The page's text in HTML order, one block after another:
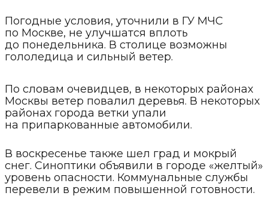
Погодные условия, уточнили в ГУ МЧС
по Москве, не улучшатся вплоть
до понедельника. В столице возможны
гололедица и сильный ветер.
По словам очевидцев, в некоторых районах
Москвы ветер повалил деревья. В некоторых
районах города ветки упали
на припаркованные автомобили.
В воскресенье также шел град и мокрый
снег. Синоптики объявили в городе «желтый»
уровень опасности. Коммунальные службы
перевели в режим повышенной готовности.